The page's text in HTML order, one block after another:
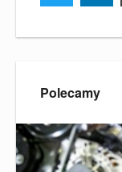
Polecamy